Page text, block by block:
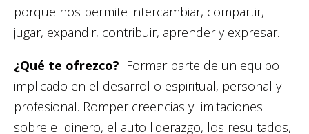
porque nos permite intercambiar, compartir,
jugar, expandir, contribuir, aprender y expresar.
¿Qué te ofrezco? Formar parte de un equipo
implicado en el desarrollo espiritual, personal y
profesional. Romper creencias y limitaciones
sobre el dinero, el auto liderazgo, los resultados,